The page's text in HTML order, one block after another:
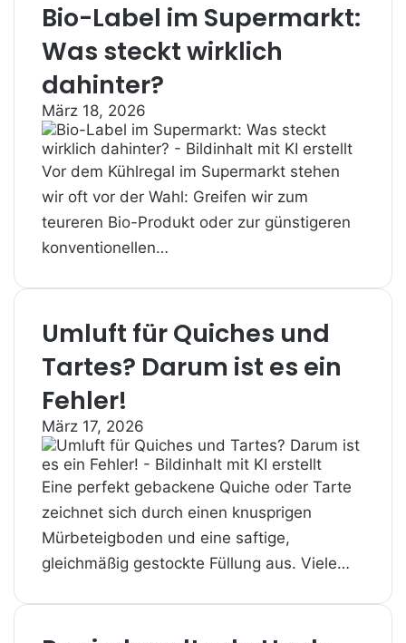
Bio-Label im Supermarkt:
Was steckt wirklich
dahinter?
März 18, 2026
Vor dem Kühlregal im Supermarkt stehen
wir oft vor der Wahl: Greifen wir zum
teureren Bio-Produkt oder zur günstigeren
konventionellen…
Umluft für Quiches und
Tartes? Darum ist es ein
Fehler!
März 17, 2026
Eine perfekt gebackene Quiche oder Tarte
zeichnet sich durch einen knusprigen
Mürbeteigboden und eine saftige,
gleichmäßig gestockte Füllung aus. Viele…